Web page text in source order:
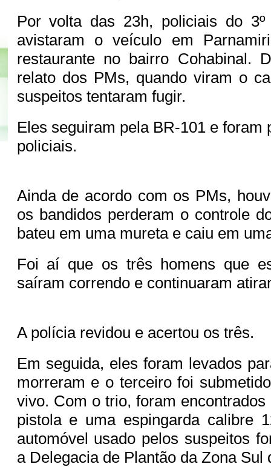
Por volta das 23h, policiais do
avistaram o veículo em
restaurante no bairro Cohabinal.
relato dos PMs, quando viram o
suspeitos tentaram fugir.
Eles seguiram pela BR-101 e foram
policiais.
Ainda de acordo com os PMs,
os bandidos perderam o controle
bateu em uma mureta e caiu em
Foi aí que os três homens que
saíram correndo e continuaram
A polícia revidou e acertou os três.
Em seguida, eles foram levados
morreram e o terceiro foi
vivo. Com o trio, foram
pistola e uma espingarda calibre
automóvel usado pelos suspeitos
a Delegacia de Plantão da Zona Sul